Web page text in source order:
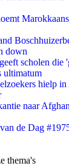
down
scholen die
ultimatum
hielp
naar
de Dag
thema's